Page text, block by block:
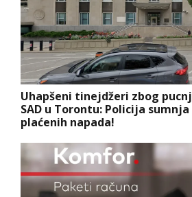
Uhapšeni tinejdžeri zbog
SAD u Torontu: Policija
plaćenih napada!